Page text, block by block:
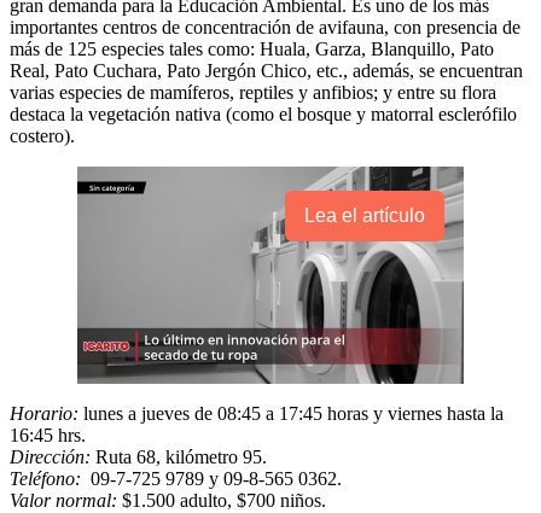
gran demanda para la Educación Ambiental. Es uno de los más
importantes centros de concentración de avifauna, con presencia de
más de 125 especies tales como: Huala, Garza, Blanquillo, Pato
Real, Pato Cuchara, Pato Jergón Chico, etc., además, se encuentran
varias especies de mamíferos, reptiles y anfibios; y entre su flora
destaca la vegetación nativa (como el bosque y matorral esclerófilo
costero).
Lea el artículo
Horario: lunes a jueves de 08:45 a 17:45 horas y viernes hasta la
16:45 hrs.
Dirección: Ruta 68, kilómetro 95.
Teléfono: 09-7-725 9789 y 09-8-565 0362.
Valor normal: $1.500 adulto, $700 niños.